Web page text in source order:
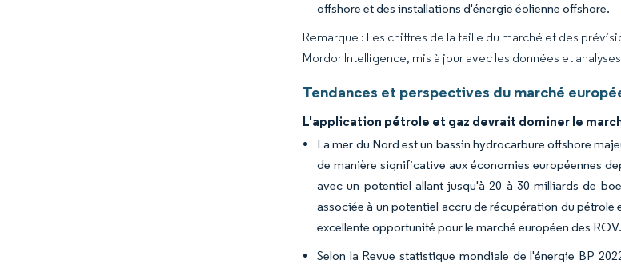
offshore et des installations d'énergie éolienne offshore.
Remarque : Les chiffres de la taille du marché et des
Mordor Intelligence, mis à jour avec les données et
Tendances et perspectives du marché
L'application pétrole et gaz devrait dominer le
La mer du Nord est un bassin hydrocarbure offshore
de manière significative aux économies européennes
avec un potentiel allant jusqu'à 20 à 30 milliards de
associée à un potentiel accru de récupération du
excellente opportunité pour le marché européen des ROV.
Selon la Revue statistique mondiale de l'énergie BP